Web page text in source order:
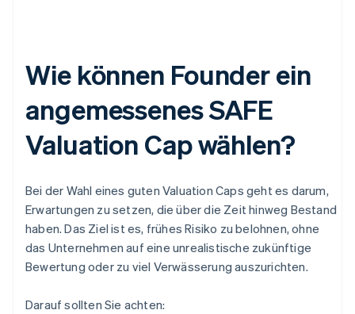
Wie können Founder ein
angemessenes SAFE
Valuation Cap wählen?
Bei der Wahl eines guten Valuation Caps geht es darum,
Erwartungen zu setzen, die über die Zeit hinweg Bestand
haben. Das Ziel ist es, frühes Risiko zu belohnen, ohne
das Unternehmen auf eine unrealistische zukünftige
Bewertung oder zu viel Verwässerung auszurichten.
Darauf sollten Sie achten: